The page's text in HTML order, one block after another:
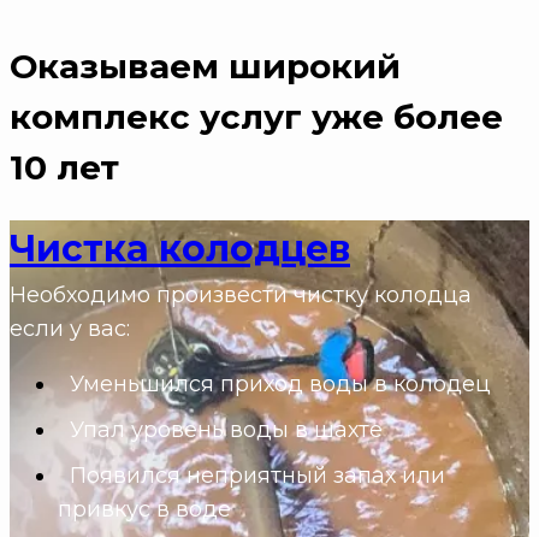
Оказываем широкий
комплекс услуг уже более
10 лет
Чистка колодцев
Необходимо произвести чистку колодца
если у вас:
Уменьшился приход воды в колодец
Упал уровень воды в шахте
Появился неприятный запах или
привкус в воде